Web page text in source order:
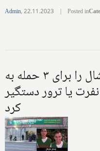
Admin,22.11.2023 | Posted in
پلیس تورنتو، چندلر مارشال را برای ۳ حمله به
یا ترور دستگیر
کرد